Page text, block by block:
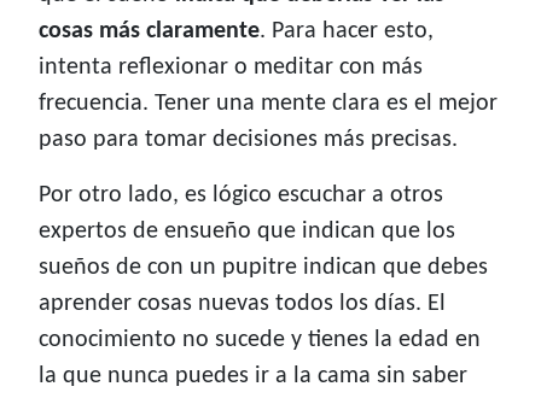
cosas más claramente. Para hacer esto,
intenta reflexionar o meditar con más
frecuencia. Tener una mente clara es el mejor
paso para tomar decisiones más precisas.
Por otro lado, es lógico escuchar a otros
expertos de ensueño que indican que los
sueños de con un pupitre indican que debes
aprender cosas nuevas todos los días. El
conocimiento no sucede y tienes la edad en
la que nunca puedes ir a la cama sin saber